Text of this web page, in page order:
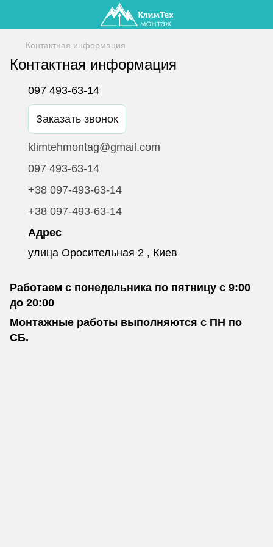
Контактная информация
Контактная информация
097 493-63-14
Заказать звонок
klimtehmontag@gmail.com
097 493-63-14
+38 097-493-63-14
+38 097-493-63-14
Адрес
улица Оросительная 2 , Киев
Работаем с понедельника по пятницу с 9:00
до 20:00
Монтажные работы выполняются с ПН по
СБ.